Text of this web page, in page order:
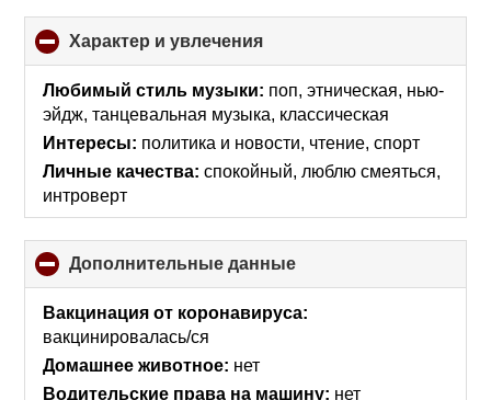
Характер и увлечения
to
collapse
contents
Любимый стиль музыки: поп, этническая, нью-
эйдж, танцевальная музыка, классическая
Интересы: политика и новости, чтение, спорт
Личные качества: спокойный, люблю смеяться,
интроверт
Дополнительные данные
to
collapse
Вакцинация от коронавируса:
вакцинировалась/ся
Домашнее животное: нет
Водительские права на машину: нет